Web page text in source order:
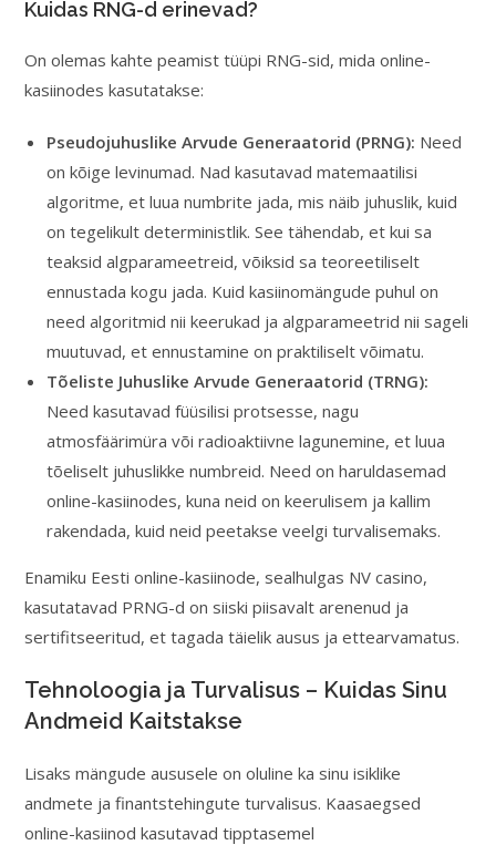
Kuidas RNG-d erinevad?
On olemas kahte peamist tüüpi RNG-sid, mida online-
kasiinodes kasutatakse:
Pseudojuhuslike Arvude Generaatorid (PRNG): Need
on kõige levinumad. Nad kasutavad matemaatilisi
algoritme, et luua numbrite jada, mis näib juhuslik, kuid
on tegelikult deterministlik. See tähendab, et kui sa
teaksid algparameetreid, võiksid sa teoreetiliselt
ennustada kogu jada. Kuid kasiinomängude puhul on
need algoritmid nii keerukad ja algparameetrid nii sageli
muutuvad, et ennustamine on praktiliselt võimatu.
Tõeliste Juhuslike Arvude Generaatorid (TRNG):
Need kasutavad füüsilisi protsesse, nagu
atmosfäärimüra või radioaktiivne lagunemine, et luua
tõeliselt juhuslikke numbreid. Need on haruldasemad
online-kasiinodes, kuna neid on keerulisem ja kallim
rakendada, kuid neid peetakse veelgi turvalisemaks.
Enamiku Eesti online-kasiinode, sealhulgas NV casino,
kasutatavad PRNG-d on siiski piisavalt arenenud ja
sertifitseeritud, et tagada täielik ausus ja ettearvamatus.
Tehnoloogia ja Turvalisus – Kuidas Sinu
Andmeid Kaitstakse
Lisaks mängude aususele on oluline ka sinu isiklike
andmete ja finantstehingute turvalisus. Kaasaegsed
online-kasiinod kasutavad tipptasemel